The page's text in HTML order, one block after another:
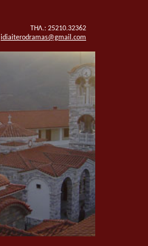
ΤΗΛ.: 25210.32362
idiaiterodramas@gmail.com